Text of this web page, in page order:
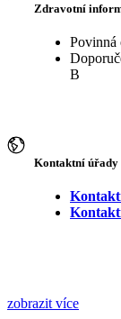
Zdravotní
Povinná
B
Kontaktní úřady
zobrazit více